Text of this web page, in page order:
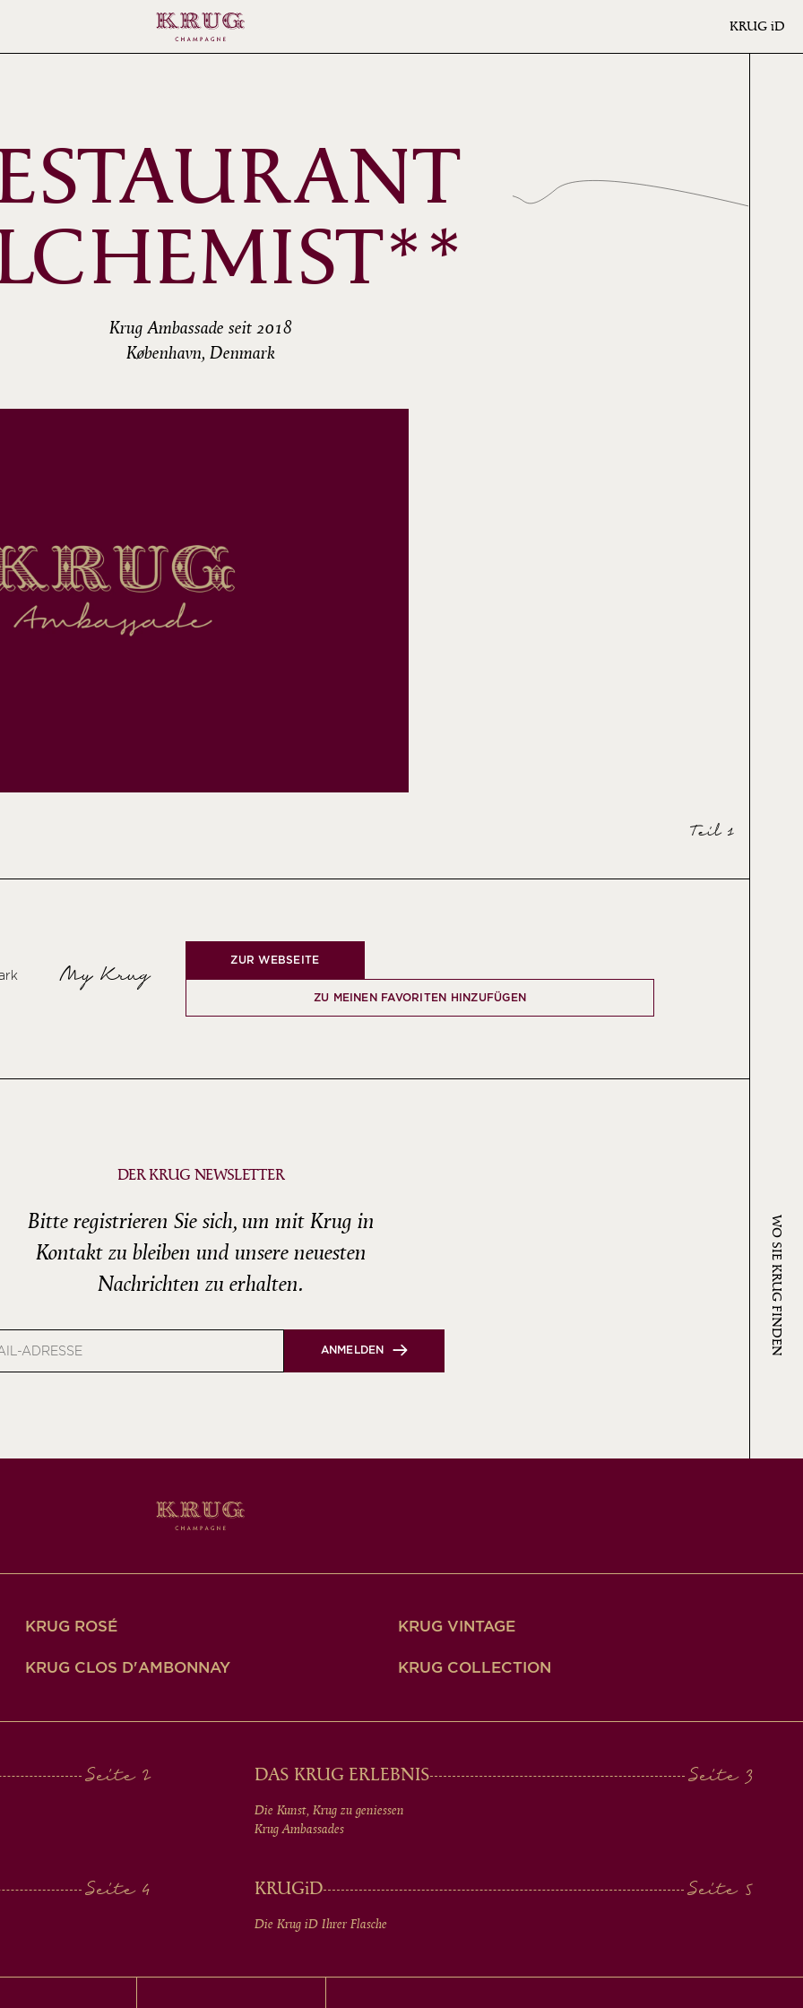
KRUG iD
WO SIE KRUG FINDEN
Krug Ambassade seit 2018
København, Denmark
Teil 1
My Krug
ZUR WEBSEITE
ZU MEINEN FAVORITEN HINZUFÜGEN
DER KRUG NEWSLETTER
Bitte registrieren Sie sich, um mit Krug in
Kontakt zu bleiben und unsere neuesten
Nachrichten zu erhalten.
ANMELDEN
KRUG ROSÉ KRUG VINTAGE
KRUG CLOS D'AMBONNAY KRUG COLLECTION
DAS KRUG ERLEBNIS
Die Kunst, Krug zu geniessen
Krug Ambassades
KRUGiD
Die Krug iD Ihrer Flasche